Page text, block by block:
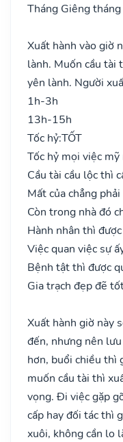
Tháng Giêng
Xuất hành vào giờ
lành. Muốn cầu tài
yên lành. Người
1h-3h
13h-15h
Tốc hỷ:TỐT
Tốc hỷ mọi việc mỹ
Cầu tài cầu lộc thì
Mất của chẳng
Còn trong nhà đó
Hành nhân thì
Việc quan việc sự
Bệnh tật thì được
Gia trạch đẹp đẽ
Xuất hành giờ này
đến, nhưng nên
hơn, buổi chiều thì
muốn cầu tài thì
vọng. Đi việc gặp
cấp hay đối tác thì
xuôi, không cần lo